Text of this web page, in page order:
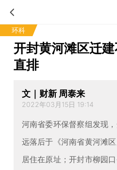
环科
开封黄河滩区迁
直排
文｜财新 周泰来
2022年03月15日 19:14
河南省委环保督察组发现
远落后于《河南省黄河滩
居住在原址；开封市柳园